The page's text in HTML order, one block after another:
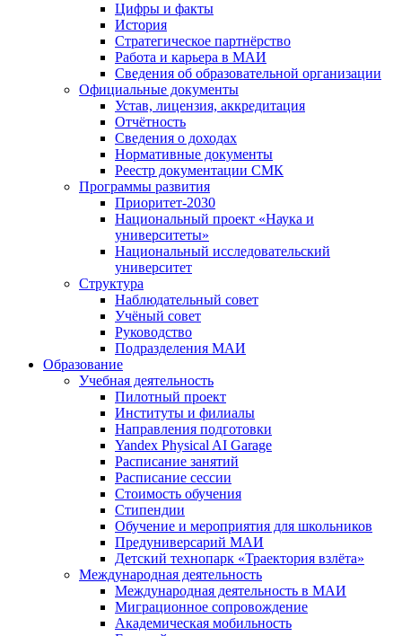
Цифры и факты
История
Стратегическое партнёрство
Работа и карьера в МАИ
Сведения об образовательной организации
Официальные документы
Устав, лицензия, аккредитация
Отчётность
Сведения о доходах
Нормативные документы
Реестр документации СМК
Программы развития
Приоритет-2030
Национальный проект «Наука и
университеты»
Национальный исследовательский
университет
Структура
Наблюдательный совет
Учёный совет
Руководство
Подразделения МАИ
Образование
Учебная деятельность
Пилотный проект
Институты и филиалы
Направления подготовки
Yandex Physical AI Garage
Расписание занятий
Расписание сессии
Стоимость обучения
Стипендии
Обучение и мероприятия для школьников
Предуниверсарий МАИ
Детский технопарк «Траектория взлёта»
Международная деятельность
Международная деятельность в МАИ
Миграционное сопровождение
Академическая мобильность